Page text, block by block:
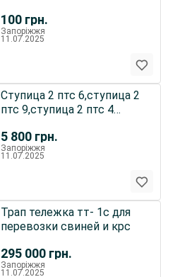
100 грн.
Запоріжжя
11.07.2025
5 800 грн.
Ступица 2 птс 6,ступица 2
птс 9,ступица 2 птс 4
Запоріжжя
11.07.2025
295 000 грн.
Трап тележка тт- 1с для
перевозки свиней и крс
Запоріжжя
11.07.2025